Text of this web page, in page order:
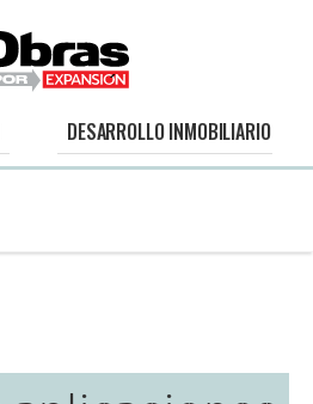
DESARROLLO INMOBILIARIO